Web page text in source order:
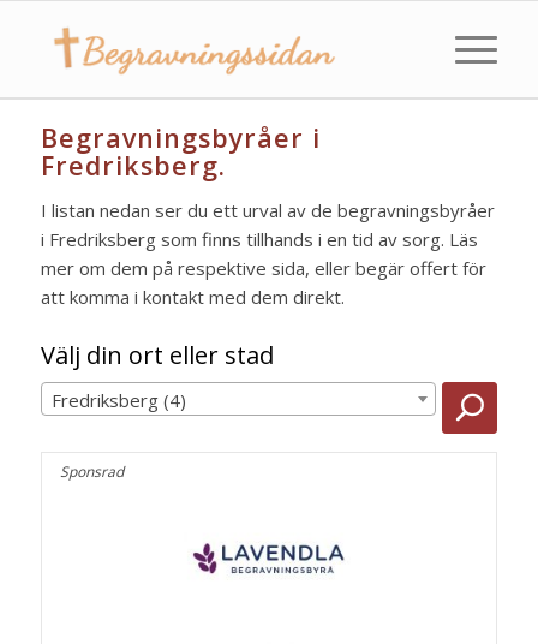
Begravningsbyråer i
Fredriksberg.
I listan nedan ser du ett urval av de begravningsbyråer
i Fredriksberg som finns tillhands i en tid av sorg. Läs
mer om dem på respektive sida, eller begär offert för
att komma i kontakt med dem direkt.
Välj din ort eller stad
Fredriksberg (4)
Sponsrad